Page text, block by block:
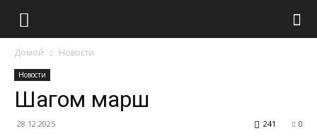
Домой Новости
Новости
Шагом марш
28.12.2025 0
241